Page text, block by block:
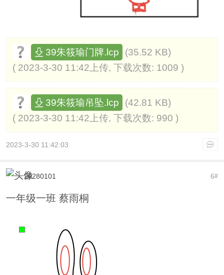
39朱筱瑜门牌.lcp
(35.52 KB)
( 2023-3-30 11:42上传, 下载次数: 1009 )
39朱筱瑜吊坠.lcp
(42.81 KB)
( 2023-3-30 11:42上传, 下载次数: 990 )
2023-3-30 11:42:03
6#
20280101
一年级一班 蔡雨桐